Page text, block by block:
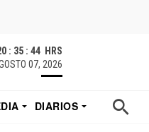
: 35 : 44 HRS
07, 2026
DIARIOS